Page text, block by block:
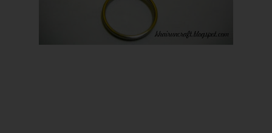
Material yg saya guna foam paper..tulisan tu
jahit tangan ye..